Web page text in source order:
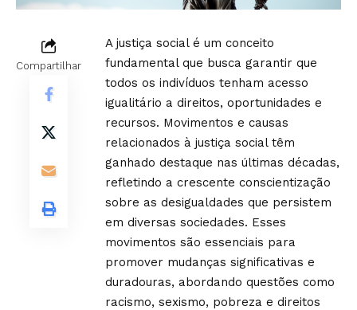
Compartilhar
A justiça social é um conceito
fundamental que busca garantir que
todos os indivíduos tenham acesso
igualitário a direitos, oportunidades e
recursos. Movimentos e causas
relacionados à justiça social têm
ganhado destaque nas últimas décadas,
refletindo a crescente conscientização
sobre as desigualdades que persistem
em diversas sociedades. Esses
movimentos são essenciais para
promover mudanças significativas e
duradouras, abordando questões como
racismo, sexismo, pobreza e direitos